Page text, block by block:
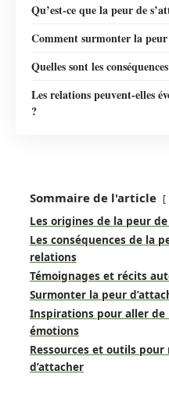
Qu’est-ce que la peur de
Comment surmonter la
Quelles sont les
Les relations peuvent-elles
?
Sommaire de l'article
Les origines de la peur de
Les conséquences de la
relations
Témoignages et récits
Surmonter la peur
Inspirations pour aller de
émotions
Ressources et outils
d’attacher